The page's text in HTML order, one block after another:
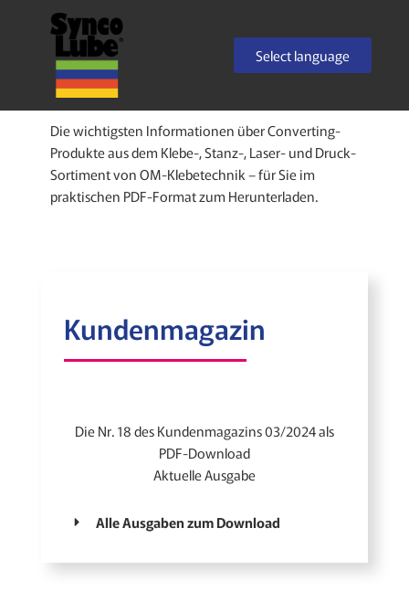
springen
Select language
Die wichtigsten Informationen über Converting-
Produkte aus dem Klebe-, Stanz-, Laser- und Druck-
Sortiment von OM-Klebetechnik – für Sie im
praktischen PDF-Format zum Herunterladen.
Kundenmagazin
Die Nr. 18 des Kundenmagazins 03/2024 als
PDF-Download
Aktuelle Ausgabe
Alle Ausgaben zum Download